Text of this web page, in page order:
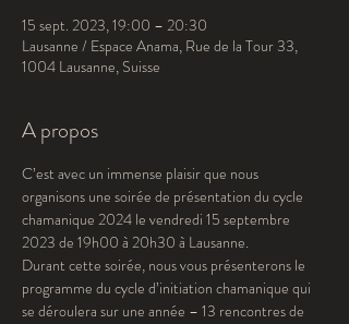
15 sept. 2023, 19:00 – 20:30
Lausanne / Espace Anama, Rue de la Tour 33,
1004 Lausanne, Suisse
A propos
C’est avec un immense plaisir que nous
organisons une soirée de présentation du cycle
chamanique 2024 le vendredi 15 septembre
2023 de 19h00 à 20h30 à Lausanne.
Durant cette soirée, nous vous présenterons le
programme du cycle d’initiation chamanique qui
se déroulera sur une année – 13 rencontres de